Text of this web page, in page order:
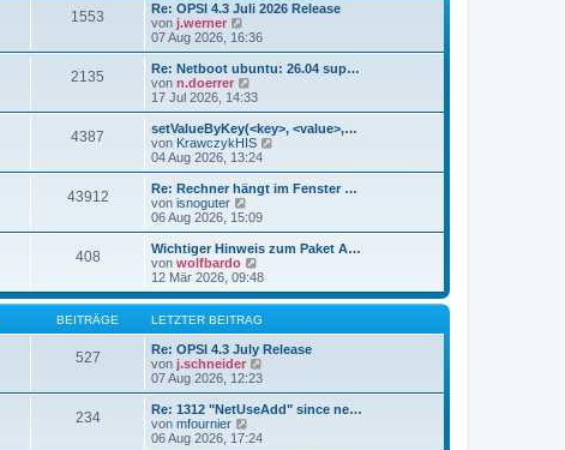
1553
Re: OPSI 4.3 Juli 2026 Release
von j.werner
e
u
e
s
t
r
B
e
i
r
a
g
07 Aug 2026, 16:36
2135
Re: Netboot ubuntu: 26.04 sup…
von n.doerrer
e
u
e
s
t
B
e
i
r
a
g
17 Jul 2026, 14:33
4387
setValueByKey(<key>, <value>,…
von KrawczykHIS
u
e
B
t
g
04 Aug 2026, 13:24
43912
Re: Rechner hängt im Fenster …
von isnoguter
e
u
e
s
t
r
B
e
i
t
r
06 Aug 2026, 15:09
408
Wichtiger Hinweis zum Paket A…
von wolfbardo
e
u
e
s
t
e
r
B
e
i
r
12 Mär 2026, 09:48
BEITRÄGE LETZTER BEITRAG
527
Re: OPSI 4.3 July Release
von j.schneider
u
e
07 Aug 2026, 12:23
234
Re: 1312 "NetUseAdd" since ne…
von mfournier
e
06 Aug 2026, 17:24